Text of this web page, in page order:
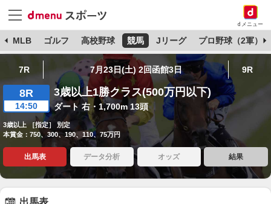
dメニュー
MLB ゴルフ 高校野球 競馬 Jリーグ プロ野球（2軍）
7R 7月23日(土) 2回函館3日 9R
8R
14:50
3歳以上1勝クラス(500万円以下)
ダート 右・1,700m 13頭
3歳以上 ［指定］ 別定
本賞金：750、300、190、110、75万円
出馬表 データ分析 オッズ 結果
出馬表